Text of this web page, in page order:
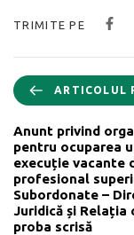
TRIMITE PE
ARTICOLUL
Anunt privind
pentru ocuparea
execuție vacante
profesional
Subordonate –
Juridică și Relația
proba scrisă